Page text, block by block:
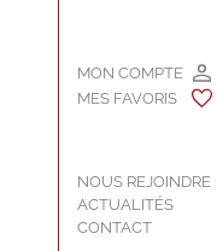
MON COMPTE
MES FAVORIS
NOUS REJOINDRE
ACTUALITÉS
CONTACT